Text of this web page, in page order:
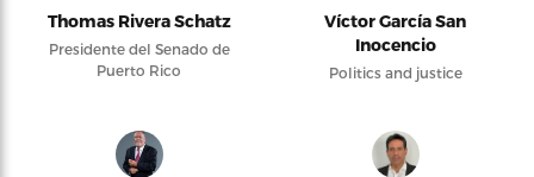
Thomas Rivera Schatz
Presidente del Senado de
Puerto Rico
Víctor García San
Inocencio
Politics and justice